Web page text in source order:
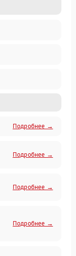
Подробнее →
Подробнее →
Подробнее →
Подробнее →